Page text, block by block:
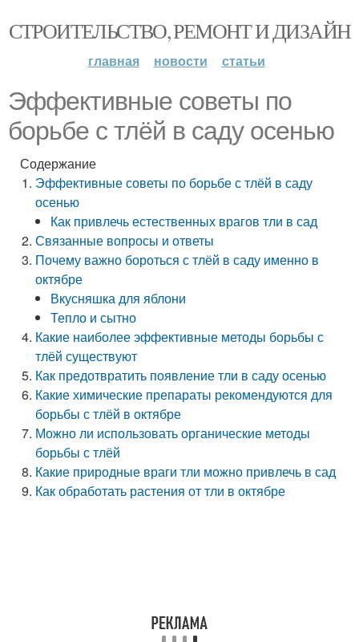
СТРОИТЕЛЬСТВО, РЕМОНТ И ДИЗАЙН
главная новости статьи
Эффективные советы по
борьбе с тлёй в саду осенью
Содержание
Эффективные советы по борьбе с тлёй в саду
осенью
Как привлечь естественных врагов тли в сад
Связанные вопросы и ответы
Почему важно бороться с тлёй в саду именно в
октябре
Вкусняшка для яблони
Тепло и сытно
Какие наиболее эффективные методы борьбы с
тлёй существуют
Как предотвратить появление тли в саду осенью
Какие химические препараты рекомендуются для
борьбы с тлёй в октябре
Можно ли использовать органические методы
борьбы с тлёй
Какие природные враги тли можно привлечь в сад
Как обработать растения от тли в октябре